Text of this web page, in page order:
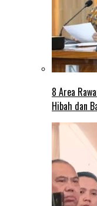
8 Area
Hibah dan